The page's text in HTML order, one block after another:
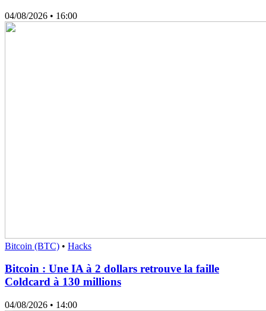
04/08/2026 • 16:00
Bitcoin (BTC) • Hacks
Bitcoin : Une IA à 2 dollars retrouve la faille
Coldcard à 130 millions
04/08/2026 • 14:00